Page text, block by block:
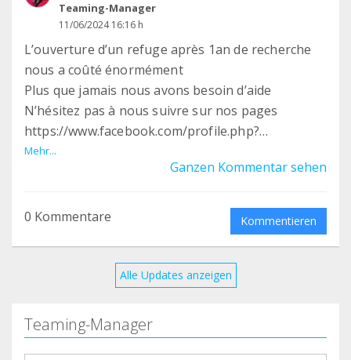
Teaming-Manager
11/06/2024 16:16 h
L’ouverture d’un refuge après 1an de recherche
nous a coûté énormément
Plus que jamais nous avons besoin d’aide
N’hésitez pas à nous suivre sur nos pages
https://www.facebook.com/profile.php?
id=61559357147303&mibextid=LQQJ4d
Mehr...
Ganzen Kommentar sehen
0 Kommentare Kommentieren
Alle Updates anzeigen
Teaming-Manager